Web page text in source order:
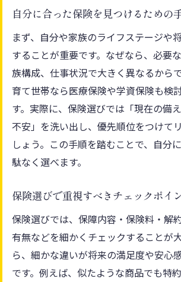
自分に合った保険を見つけるための
まず、自分や家族のライフステージや
することが重要です。なぜなら、必要
族構成、仕事状況で大きく異なるから
育て世帯なら医療保険や学資保険も検
す。実際に、保険選びでは「現在の備
不安」を洗い出し、優先順位をつけて
しょう。この手順を踏むことで、自分
駄なく選べます。
保険選びで重視すべきチェックポイ
保険選びでは、保障内容・保険料・解
有無などを細かくチェックすることが
ら、細かな違いが将来の満足度や安心
です。例えば、似たような商品でも特